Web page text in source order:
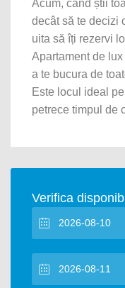
Acum, când știi
decât să te decizi
uita să îți rezervi
Apartament de
a te bucura de
Este locul ideal
petrece timpul de
Verifica